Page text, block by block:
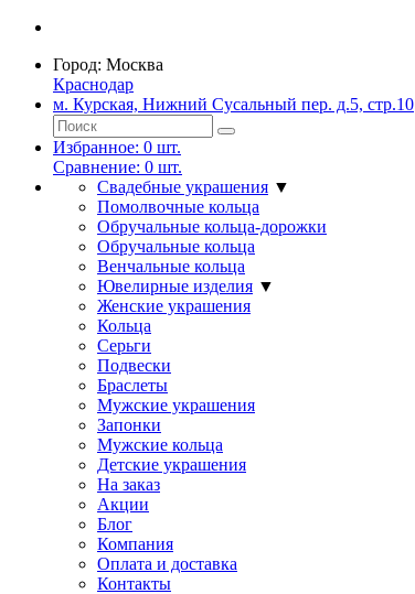
Город: Москва
Краснодар
м. Курская, Нижний Сусальный пер. д.5, стр.10
Избранное: 0 шт.
Сравнение: 0 шт.
Свадебные украшения ▼
Помолвочные кольца
Обручальные кольца-дорожки
Обручальные кольца
Венчальные кольца
Ювелирные изделия ▼
Женские украшения
Кольца
Серьги
Подвески
Браслеты
Мужские украшения
Запонки
Мужские кольца
Детские украшения
На заказ
Акции
Блог
Компания
Оплата и доставка
Контакты